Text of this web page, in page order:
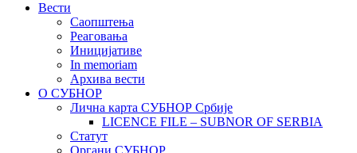
Вести
Саопштења
Реаговања
Иницијативе
In memoriam
Архива вести
О СУБНОР
Лична карта СУБНОР Србије
LICENCE FILE – SUBNOR OF SERBIA
Статут